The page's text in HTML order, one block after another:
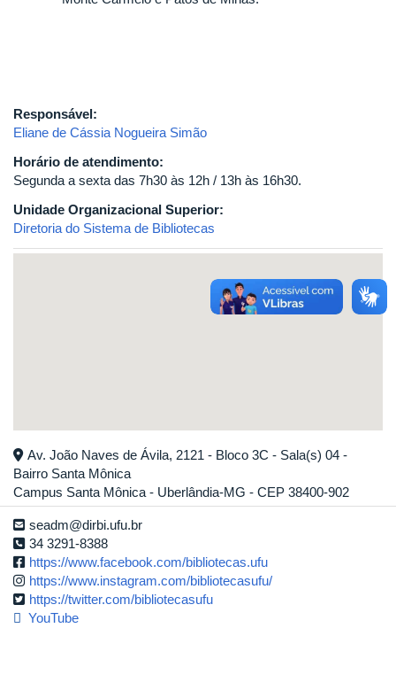
Responsável:
Eliane de Cássia Nogueira Simão
Horário de atendimento:
Segunda a sexta das 7h30 às 12h / 13h às 16h30.
Unidade Organizacional Superior:
Diretoria do Sistema de Bibliotecas
Av. João Naves de Ávila, 2121 - Bloco 3C - Sala(s) 04 -
Bairro Santa Mônica
Campus Santa Mônica - Uberlândia-MG - CEP 38400-902
seadm@dirbi.ufu.br
34 3291-8388
https://www.facebook.com/bibliotecas.ufu
https://www.instagram.com/bibliotecasufu/
https://twitter.com/bibliotecasufu
YouTube